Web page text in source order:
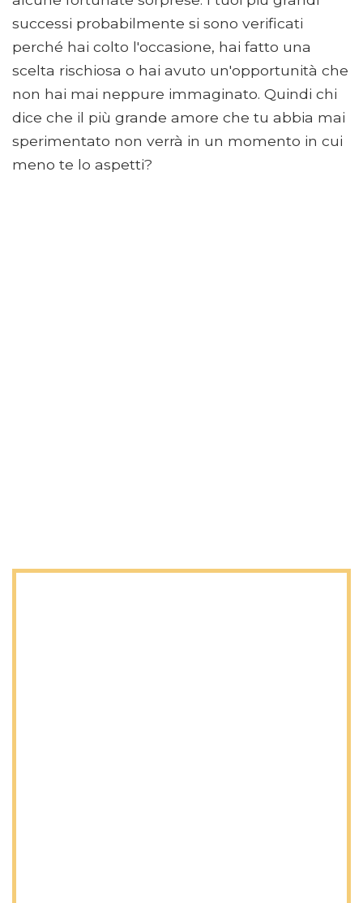
successi probabilmente si sono verificati
perché hai colto l'occasione, hai fatto una
scelta rischiosa o hai avuto un'opportunità che
non hai mai neppure immaginato. Quindi chi
dice che il più grande amore che tu abbia mai
sperimentato non verrà in un momento in cui
meno te lo aspetti?